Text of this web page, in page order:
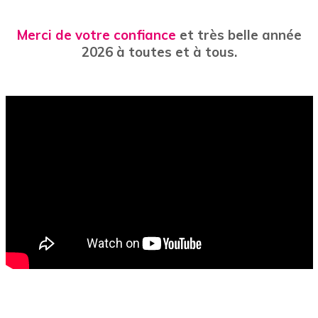
Merci de votre confiance et très belle année
2026 à toutes et à tous.